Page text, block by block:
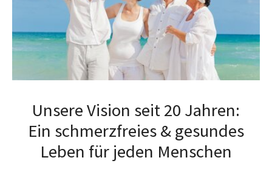
Unsere Vision seit 20 Jahren:
Ein schmerzfreies & gesundes
Leben für jeden Menschen